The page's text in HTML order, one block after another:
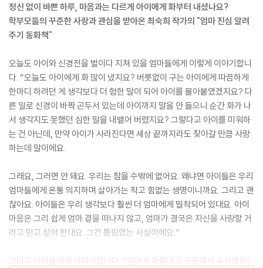
정신 없이 바쁜 하루, 마음과는 다르게 아이에게 화부터 내셨나요?
학부모들의 꾸준한 사랑과 관심을 받아온 최숙희 작가의 "엄마 진심 알려
주기 동화책"
오늘도 아이와 신경전을 벌이다 지쳐 있을 엄마들에게 이렇게 이야기합니
다. “오늘도 아이에게 화 많이 냈지요? 버릇없이 구는 아이에게 따끔하게
한마디 하려던 게 생각보다 더 험한 말이 되어 아이를 몰아붙였겠지요? 다
른 일로 신경이 바짝 곤두서 있는데 아이까지 말을 안 들으니 순간 화가 나
서 생각지도 못했던 심한 말을 내뱉어 버렸지요? 그렇다고 아이를 미워하
는 건 아닌데, 만약 아이가 사라진다면 세상 끝까지라도 찾아갈 만큼 사랑
하는데 말이에요.
그래요, 그러면 안 돼요. 우리는 참을 수밖에 없어요. 왜냐면 아이들은 우리
엄마들에게 온통 의지하며 살아가는 작고 힘없는 생명이니까요. 그리고 괜
찮아요. 아이들은 우리 생각보다 훨씬 더 엄마에게 밀착되어 있대요. 아이
마음은 그리 쉽게 엄마 곁을 떠나지 않고, 엄마가 결국은 자신을 사랑할 거
라고 믿고 싶어 한대요. 그건 틀림없는 사실이에요.”
그리고 아이들에게 이야기합니다. “엄마가 짜증내고 꾸중해서 속상했지?